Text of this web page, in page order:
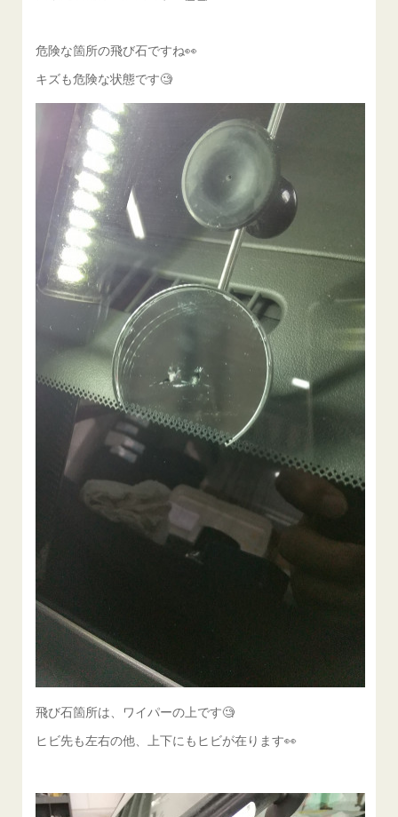
危険な箇所の飛び石ですね👀
キズも危険な状態です🧐
飛び石箇所は、ワイパーの上です🧐
ヒビ先も左右の他、上下にもヒビが在ります👀